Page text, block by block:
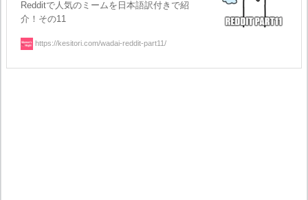
Redditで人気のミームを日本語訳付きで紹
介！その11
https://kesitori.com/wadai-reddit-part11/